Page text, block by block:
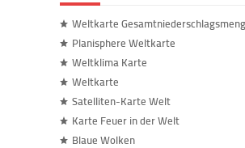
Weltkarte
Planisphere Weltkarte
Weltklima Karte
Weltkarte
Satelliten-Karte Welt
Karte Feuer in der Welt
Blaue Wolken